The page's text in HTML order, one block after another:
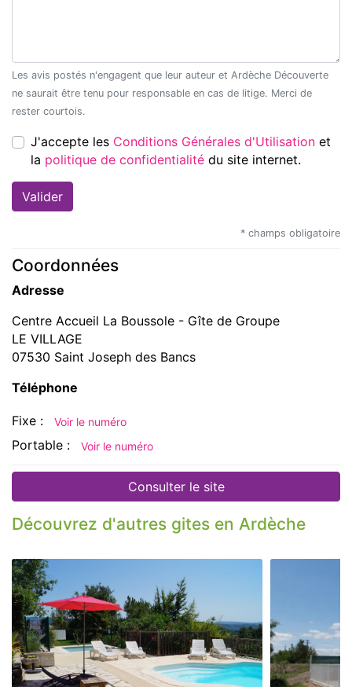
Les avis postés n'engagent que leur auteur et Ardèche Découverte
ne saurait être tenu pour responsable en cas de litige. Merci de
rester courtois.
J'accepte les Conditions Générales d'Utilisation et
la
politique de confidentialité du site internet.
* champs obligatoire
Coordonnées
Adresse
Centre Accueil La Boussole - Gîte de Groupe
LE VILLAGE
07530 Saint Joseph des Bancs
Téléphone
Fixe : Voir le numéro
Portable : Voir le numéro
Consulter le site
Découvrez d'autres gites en Ardèche